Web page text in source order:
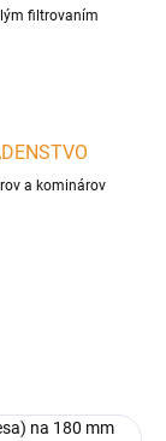
filtrovaním
a kominárov
na 180 mm